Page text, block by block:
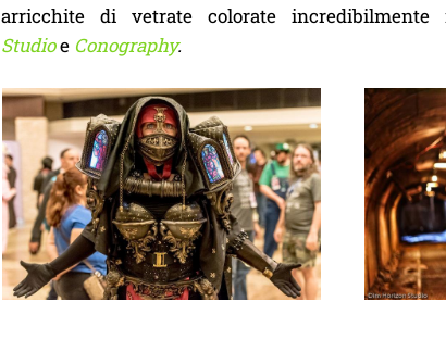
arricchite di vetrate colorate
Studioe Conography.